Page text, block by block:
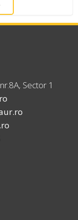
Sector 1